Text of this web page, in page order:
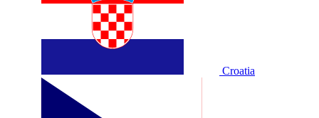
Croatia